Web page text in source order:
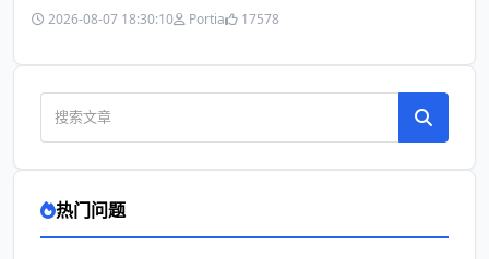
2026-08-07 18:30:10 Portia 17578
热门问题